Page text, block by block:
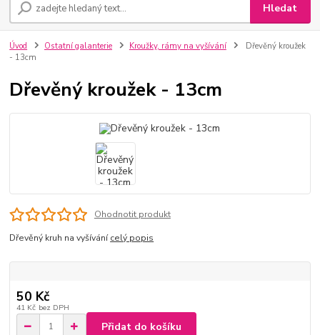
Hledat
Úvod Ostatní galanterie Kroužky, rámy na vyšívání
Dřevěný kroužek
- 13cm
Dřevěný kroužek - 13cm
Ohodnotit produkt
Dřevěný kruh na vyšívánícelý popis
50 Kč
41 Kč bez DPH
Přidat do košíku